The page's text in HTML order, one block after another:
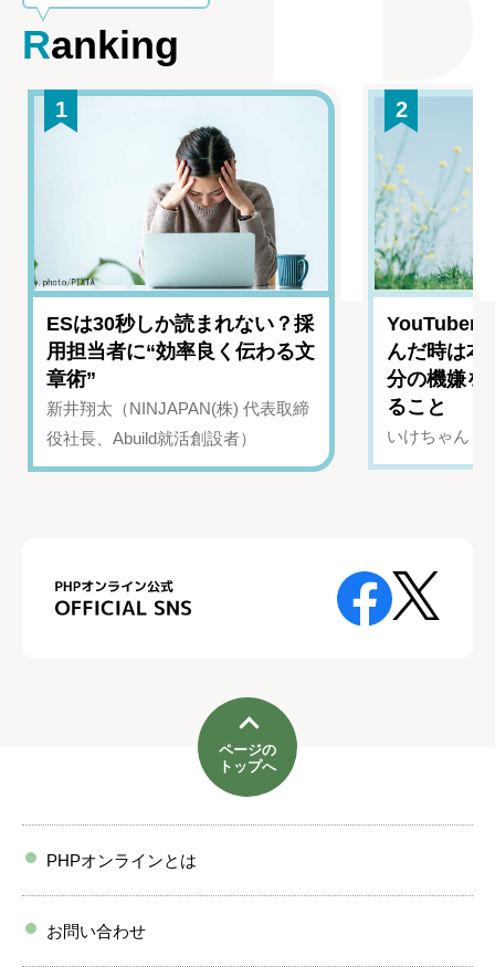
Ranking
1
ESは30秒しか読まれない？採
用担当者に“効率良く伝わる文
章術”
新井翔太（NINJAPAN(株) 代表取締
役社長、Abuild就活創設者）
2
YouTuber
んだ時は
分の機嫌を
ること
いけちゃん（
ページの
トップへ
PHPオンラインとは
お問い合わせ